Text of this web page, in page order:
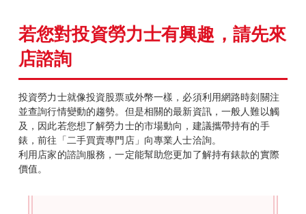
若您對投資勞力士有興趣，請先來
店諮詢
投資勞力士就像投資股票或外幣一樣，必須利用網路時刻關注
並查詢行情變動的趨勢。但是相關的最新資訊，一般人難以觸
及，因此若您想了解勞力士的市場動向，建議攜帶持有的手
錶，前往「二手買賣專門店」向專業人士洽詢。
利用店家的諮詢服務，一定能幫助您更加了解持有錶款的實際
價值。